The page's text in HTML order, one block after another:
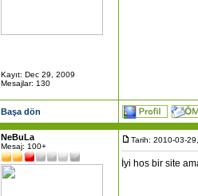
Kayıt: Dec 29, 2009
Mesajlar: 130
Başa dön
NeBuLa
Mesaj: 100+
Tarih: 2010-03-
İyi hos bir site